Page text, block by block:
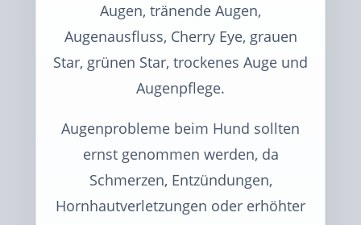
Augen, tränende Augen,
Augenausfluss, Cherry Eye, grauen
Star, grünen Star, trockenes Auge und
Augenpflege.
Augenprobleme beim Hund sollten
ernst genommen werden, da
Schmerzen, Entzündungen,
Hornhautverletzungen oder erhöhter